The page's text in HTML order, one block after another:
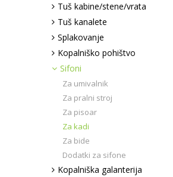
Tuš kabine/stene/vrata
Tuš kanalete
Splakovanje
Kopalniško pohištvo
Sifoni
Za umivalnik
Za pralni stroj
Za pisoar
Za kadi
Za bide
Dodatki za sifone
Kopalniška galanterija